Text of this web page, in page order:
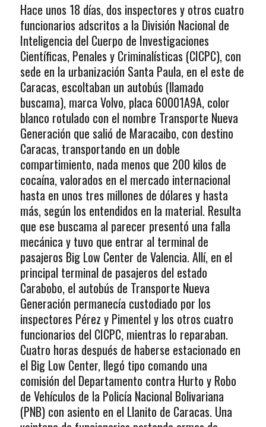
Hace unos 18 días, dos inspectores y otros cuatro
funcionarios adscritos a la División Nacional de
Inteligencia del Cuerpo de Investigaciones
Científicas, Penales y Criminalísticas (CICPC), con
sede en la urbanización Santa Paula, en el este de
Caracas, escoltaban un autobús (llamado
buscama), marca Volvo, placa 60001A9A, color
blanco rotulado con el nombre Transporte Nueva
Generación que salió de Maracaibo, con destino
Caracas, transportando en un doble
compartimiento, nada menos que 200 kilos de
cocaína, valorados en el mercado internacional
hasta en unos tres millones de dólares y hasta
más, según los entendidos en la material. Resulta
que ese buscama al parecer presentó una falla
mecánica y tuvo que entrar al terminal de
pasajeros Big Low Center de Valencia. Allí, en el
principal terminal de pasajeros del estado
Carabobo, el autobús de Transporte Nueva
Generación permanecía custodiado por los
inspectores Pérez y Pimentel y los otros cuatro
funcionarios del CICPC, mientras lo reparaban.
Cuatro horas después de haberse estacionado en
el Big Low Center, llegó tipo comando una
comisión del Departamento contra Hurto y Robo
de Vehículos de la Policía Nacional Bolivariana
(PNB) con asiento en el Llanito de Caracas. Una